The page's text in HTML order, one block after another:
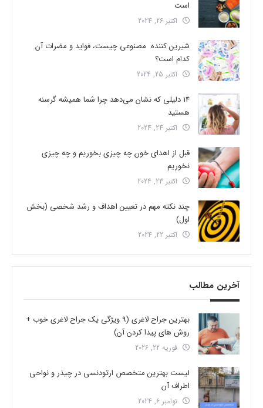
است
اکتبر 26, 2024
شیرین کننده مصنوعی چیست، فواید و مضرات آن
کدام است؟
اکتبر 25, 2024
14 دلیلی که نشان می‌دهد چرا شما همیشه گرسنه
هستید
اکتبر 24, 2024
قبل از اهدای خون چه چیزی بخوریم و چه چیزی
نخوریم
اکتبر 23, 2024
چند نکته مهم در تعیین اهداف و رشد شخصی (بخش
اول)
اکتبر 22, 2024
آخرین مطالب
بهترین جراح لاغری (9 ویژگی یک جراح لاغری خوب +
روش های پیدا کردن آن)
فوریه 22, 2026
لیست بهترین متخصص ارتودنسی در چیذر و نواحی
اطراف آن
نوامبر 6, 2024